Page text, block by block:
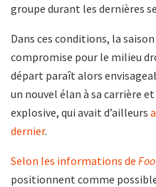
groupe durant les dernières
Dans ces conditions, la
compromise pour le milieu
départ paraît alors
un nouvel élan à sa carrière
explosive, qui avait d’ailleurs
dernier.
Selon les informations de
positionnent comme